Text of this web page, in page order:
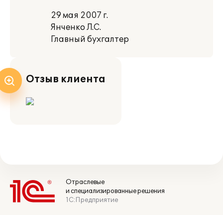
29 мая 2007 г.
Янченко Л.С.
Главный бухгалтер
Отзыв клиента
Отраслевые
и специализированные решения
1С:Предприятие